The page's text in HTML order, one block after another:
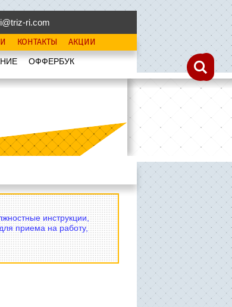
ri.com
КОНТАКТЫ АКЦИИ
OФФЕРБУК
инструкции,
приема на работу,